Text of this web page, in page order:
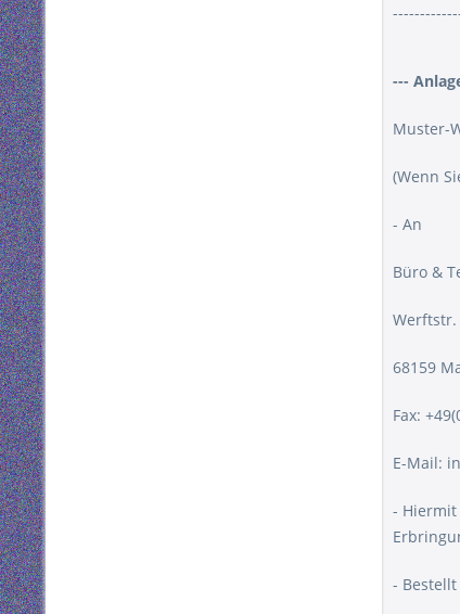
---
Muster-
(Wenn
- An
Büro &
Werftstr.
68159
Fax:
E-Mail:
-
-